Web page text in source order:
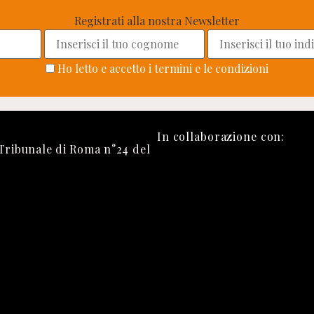
Registrati alla nostra Newsletter
Ho letto e accetto i termini e le condizioni
di Roma n°24 del
In collaborazione con: